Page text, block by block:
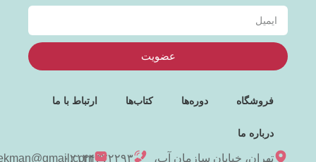
عضویت
فروشگاه دوره‌ها کتاب‌ها ارتباط با ما
درباره ما
تهران، خیابان سازمان آب، ۰۲۱۴۴۳۷۲۲۹۳